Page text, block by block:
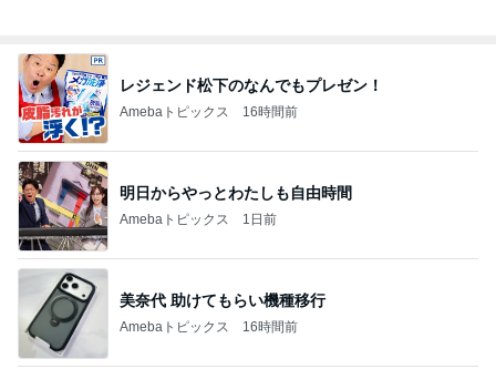
レジェンド松下のなんでもプレゼン！
Amebaトピックス 16時間前
明日からやっとわたしも自由時間
Amebaトピックス 1日前
美奈代 助けてもらい機種移行
Amebaトピックス 16時間前